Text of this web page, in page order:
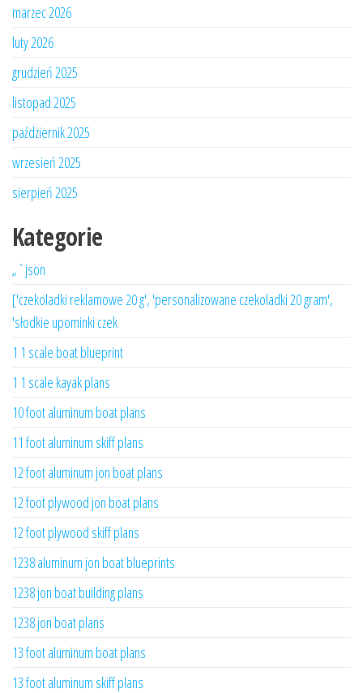
marzec 2026
luty 2026
grudzień 2025
listopad 2025
październik 2025
wrzesień 2025
sierpień 2025
Kategorie
„`json
['czekoladki reklamowe 20 g', 'personalizowane czekoladki 20 gram',
'słodkie upominki czek
1 1 scale boat blueprint
1 1 scale kayak plans
10 foot aluminum boat plans
11 foot aluminum skiff plans
12 foot aluminum jon boat plans
12 foot plywood jon boat plans
12 foot plywood skiff plans
1238 aluminum jon boat blueprints
1238 jon boat building plans
1238 jon boat plans
13 foot aluminum boat plans
13 foot aluminum skiff plans